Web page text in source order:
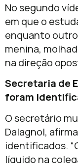
No segundo
em que o
enquanto
menina,
na direção
Secretaria de
foram
O secretário
Dalagnol,
identificados.
líquido na